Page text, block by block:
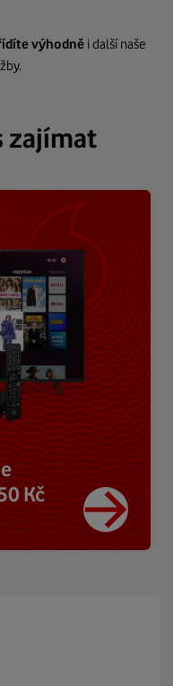
výhodně i další naše
zajímat
Kč